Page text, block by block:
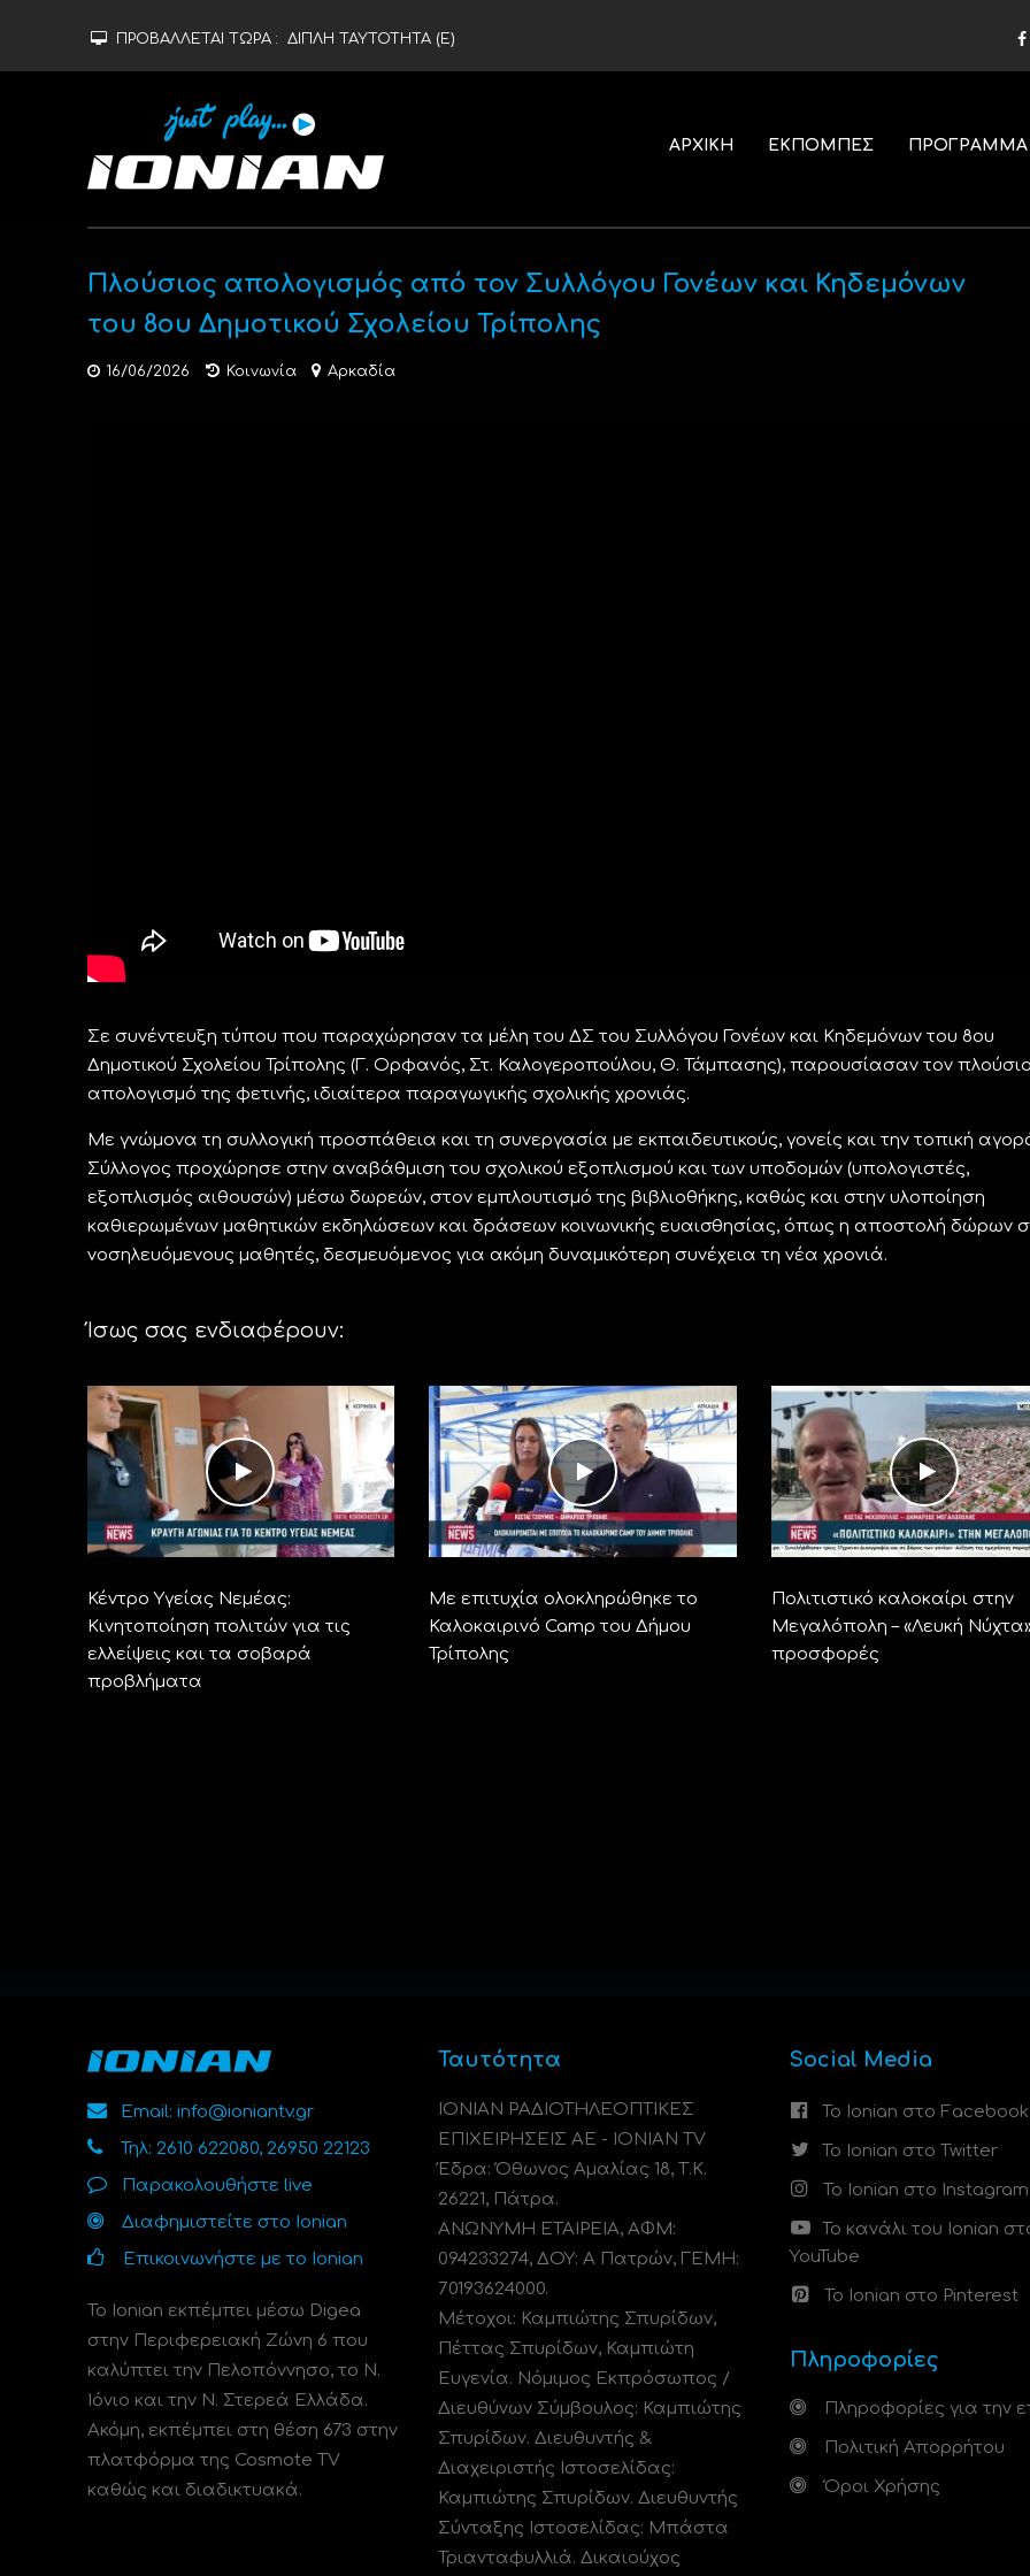
ΠΡΟΒΑΛΛΕΤΑΙ ΤΩΡΑ : ΔΙΠΛΗ ΤΑΥΤΟΤΗΤΑ (Ε)
ΑΡΧΙΚΗ ΕΚΠΟΜΠΕΣ ΠΡΟΓΡΑΜΜΑ
Πλούσιος απολογισμός από τον Συλλόγου Γονέων και Κηδεμόνων
του 8ου Δημοτικού Σχολείου Τρίπολης
16/06/2026 Κοινωνία Αρκαδία
Σε συνέντευξη τύπου που παραχώρησαν τα μέλη του ΔΣ του Συλλόγου Γονέων και Κηδεμόνων του 8ου
Δημοτικού Σχολείου Τρίπολης (Γ. Ορφανός, Στ. Καλογεροπούλου, Θ. Τάμπασης), παρουσίασαν τον
απολογισμό της φετινής, ιδιαίτερα παραγωγικής σχολικής χρονιάς.
Με γνώμονα τη συλλογική προσπάθεια και τη συνεργασία με εκπαιδευτικούς, γονείς και την τοπική
Σύλλογος προχώρησε στην αναβάθμιση του σχολικού εξοπλισμού και των υποδομών (υπολογιστές,
εξοπλισμός αιθουσών) μέσω δωρεών, στον εμπλουτισμό της βιβλιοθήκης, καθώς και στην υλοποίηση
καθιερωμένων μαθητικών εκδηλώσεων και δράσεων κοινωνικής ευαισθησίας, όπως η αποστολή δώρων
νοσηλευόμενους μαθητές, δεσμευόμενος για ακόμη δυναμικότερη συνέχεια τη νέα χρονιά.
Ίσως σας ενδιαφέρουν:
Κέντρο Υγείας Νεμέας:
Κινητοποίηση πολιτών για τις
ελλείψεις και τα σοβαρά
προβλήματα
Με επιτυχία ολοκληρώθηκε το
Καλοκαιρινό Camp του Δήμου
Τρίπολης
Πολιτιστικό καλοκαίρι στην
Μεγαλόπολη – «Λευκή
προσφορές
Email: info@ioniantv.gr
Τηλ: 2610 622080, 26950 22123
Παρακολουθήστε live
Διαφημιστείτε στο Ionian
Επικοινωνήστε με το Ionian
Το Ionian εκπέμπει μέσω Digea
στην Περιφερειακή Ζώνη 6 που
καλύπτει την Πελοπόννησο, το N.
Ιόνιο και την Ν. Στερεά Ελλάδα.
Ακόμη, εκπέμπει στη θέση 673 στην
πλατφόρμα της Cosmote TV
καθώς και διαδικτυακά.
Ταυτότητα
ΙΟΝΙΑΝ ΡΑΔΙΟΤΗΛΕΟΠΤΙΚΕΣ
ΕΠΙΧΕΙΡΗΣΕΙΣ ΑΕ - IONIAN TV
Έδρα: Όθωνος Αμαλίας 18, Τ.Κ.
26221, Πάτρα.
ΑΝΩΝΥΜΗ ΕΤΑΙΡΕΙΑ, ΑΦΜ:
094233274, ΔΟΥ: A Πατρών, ΓΕΜΗ:
70193624000.
Μέτοχοι: Καμπιώτης Σπυρίδων,
Πέττας Σπυρίδων, Καμπιώτη
Ευγενία. Νόμιμος Εκπρόσωπος /
Διευθύνων Σύμβουλος: Καμπιώτης
Σπυρίδων. Διευθυντής &
Διαχειριστής Ιστοσελίδας:
Καμπιώτης Σπυρίδων. Διευθυντής
Σύνταξης Ιστοσελίδας: Μπάστα
Τριανταφυλλιά. Δικαιούχος
Social Media
Το Ionian στο Facebook
Το Ionian στο Twitter
Το Ionian στο Instagram
Το κανάλι του Ionian
YouTube
Το Ionian στο Pinterest
Πληροφορίες
Πληροφορίες για την
Πολιτική Απορρήτου
Όροι Χρήσης